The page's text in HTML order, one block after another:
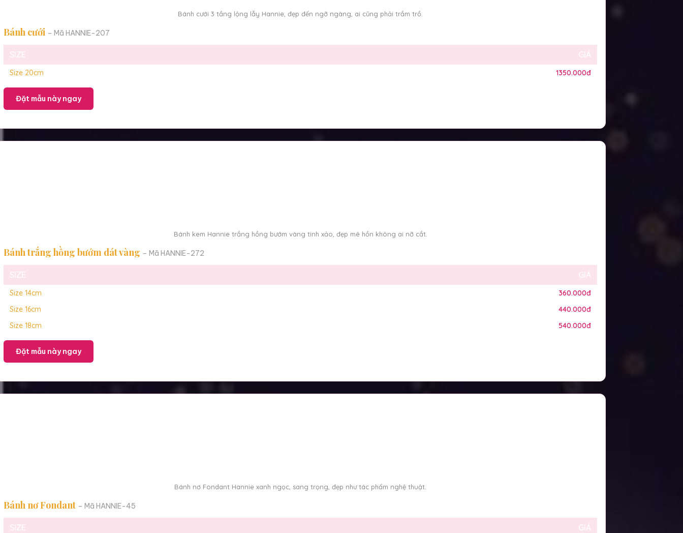
Bánh cưới 3 tầng lộng lẫy Hannie, đẹp đến ngỡ ngàng, ai cũng phải trầm trồ.
Bánh cưới – Mã HANNIE-207
SIZE GIÁ
Size 20cm 1350.000đ
Đặt mẫu này ngay
Bánh kem Hannie trắng hồng bướm vàng tinh xảo, đẹp mê hồn không ai nỡ cắt.
Bánh trắng hồng bướm dát vàng – Mã HANNIE-272
SIZE GIÁ
Size 14cm
360.000đ
Size 16cm
440.000đ
Size 18cm
540.000đ
Đặt mẫu này ngay
Bánh nơ Fondant Hannie xanh ngọc, sang trọng, đẹp như tác phẩm nghệ thuật.
Bánh nơ Fondant – Mã HANNIE-45
SIZE GIÁ